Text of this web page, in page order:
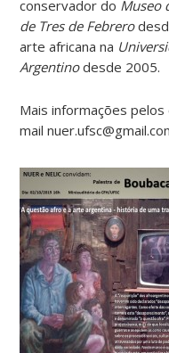
conservador do Museo
de Tres de Febrero
arte africana na
Argentinodesde 2005.
Mais informações pelos
mail